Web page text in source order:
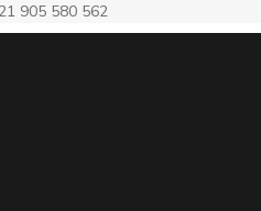
905 580 562